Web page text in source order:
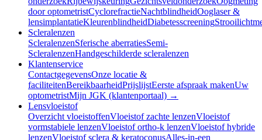
door optometristCyclorefractieNachtblindheidOoglaser &
lensimplantatieKleurenblindheidDiabetesscreening
Scleralenzen
ScleralenzenSferische aberratiesSemi-
ScleralenzenHandgeschilderde scleralenzen
Klantenservice
ContactgegevensOnze locatie &
faciliteitenBereikbaarheidPrijslijstEerste afspraak makenUw
optometristMijn JGK (klantenportaal) →
Lensvloeistof
Overzicht vloeistoffenVloeistof zachte lenzenVloeistof
vormstabiele lenzenVloeistof ortho-k lenzenVloeistof hybride
lenzenVloeistof sclera & keratoconusAlles-in-een